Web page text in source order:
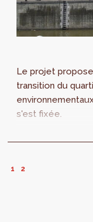
Le projet
transition du
s'est fixée.
1 2